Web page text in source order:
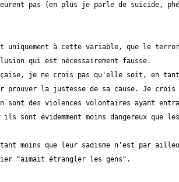
pas (en plus je parle de suicide,
à cette variable, que le
je ne crois pas qu'elle soit, en tant
prouver la justesse de sa cause. Je
des violences volontaires ayant
moins que leur sadisme n'est par